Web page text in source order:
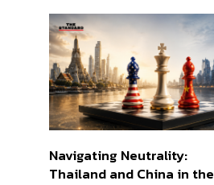
ส่วนยุทธศาสตร์ไทย –
อินโดนีเซีย
Navigating Neutrality:
Thailand and China in the